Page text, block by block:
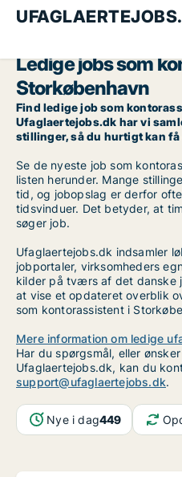
Ledige jobs som
Storkøbenhavn
Find ledige job som
Ufaglaertejobs.dk har vi
stillinger, så du hurtigt kan
Se de nyeste job som
listen herunder. Mange
tid, og jobopslag er derfor
tidsvinduer. Det betyder, at
søger job.
Ufaglaertejobs.dk indsamler
jobportaler, virksomheders
kilder på tværs af det danske
at vise et opdateret overblik
som kontorassistent i
Mere information om ledige
Har du spørgsmål, eller
Ufaglaertejobs.dk, kan du
support@ufaglaertejobs.dk.
Nye i dag449